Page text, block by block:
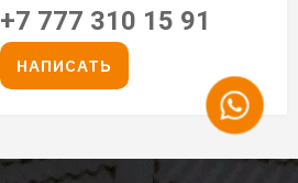
+7 777 310 15 91
НАПИСАТЬ